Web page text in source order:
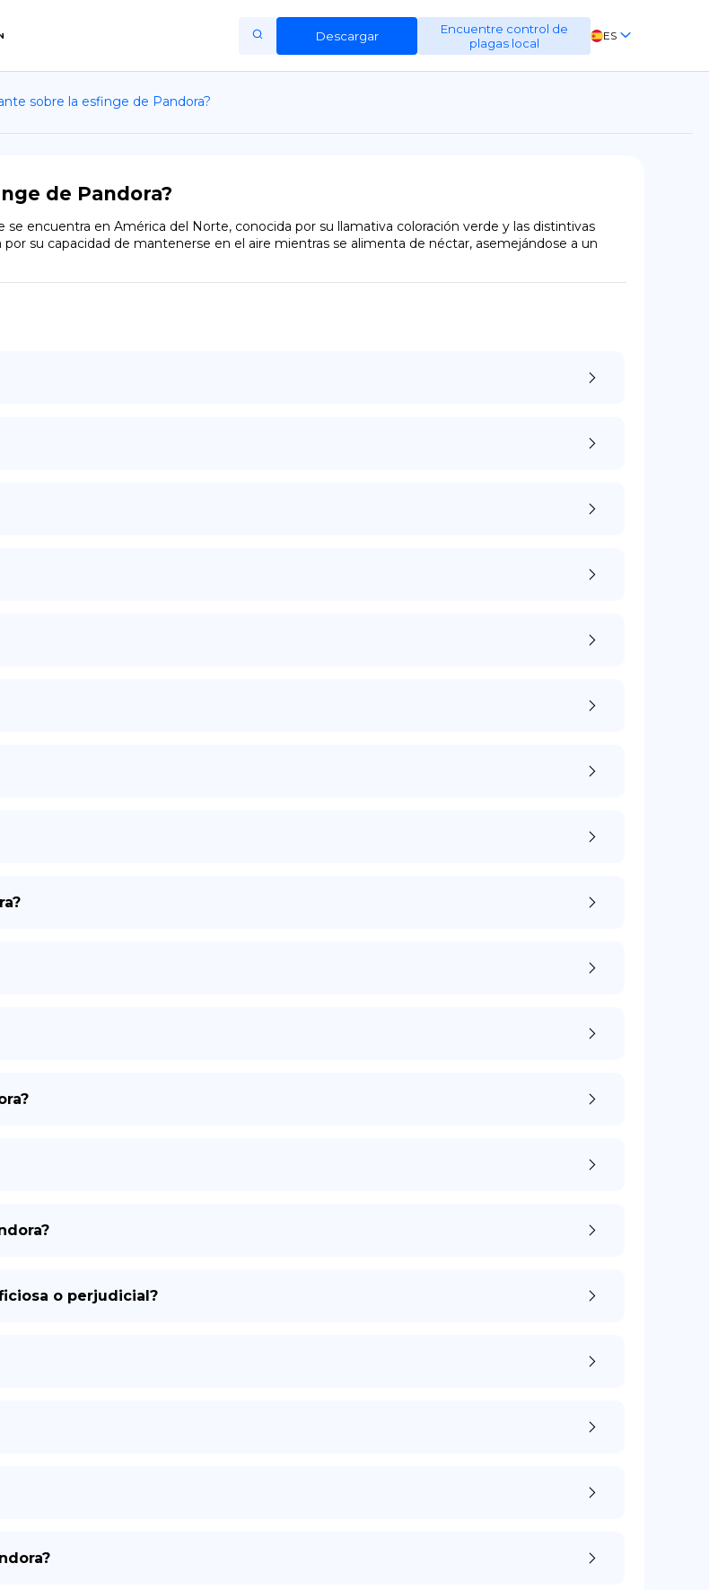
Descargar
Encuentre control de
plagas local
ES
EN
Home
Terms of Use
Privacy Policy
sobre la esfinge de Pandora?
de Pandora?
encuentra en América del Norte, conocida por su llamativa coloración verde y las distintivas
su capacidad de mantenerse en el aire mientras se alimenta de néctar, asemejándose a un
o perjudicial?